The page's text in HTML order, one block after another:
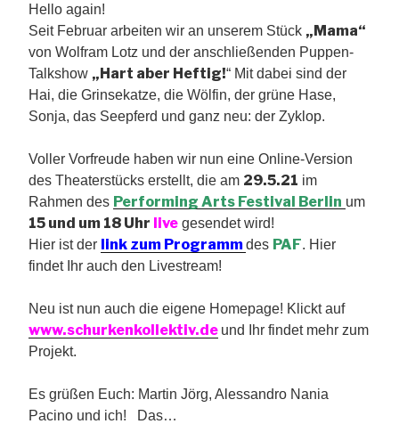
Hello again!
Seit Februar arbeiten wir an unserem Stück „Mama“
von Wolfram Lotz und der anschließenden Puppen-
Talkshow „Hart aber Heftig!“ Mit dabei sind der
Hai, die Grinsekatze, die Wölfin, der grüne Hase,
Sonja, das Seepferd und ganz neu: der Zyklop.
Voller Vorfreude haben wir nun eine Online-Version
des Theaterstücks erstellt, die am 29.5.21 im
Rahmen des Performing Arts Festival Berlin um
15 und um 18 Uhr live gesendet wird!
Hier ist der link zum Programmdes PAF. Hier
findet Ihr auch den Livestream!
Neu ist nun auch die eigene Homepage! Klickt auf
www.schurkenkollektiv.de und Ihr findet mehr zum
Projekt.
Es grüßen Euch: Martin Jörg, Alessandro Nania
Pacino und ich! Das…